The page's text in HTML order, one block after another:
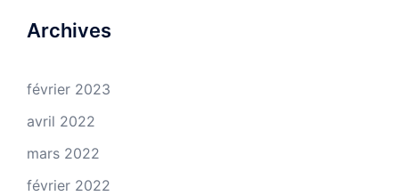
Archives
février 2023
avril 2022
mars 2022
février 2022